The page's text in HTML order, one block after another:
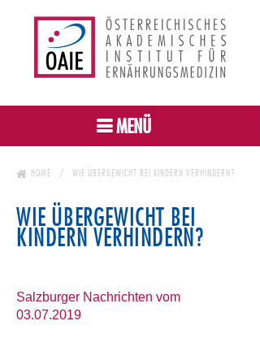
MENÜ
HOME WIE ÜBERGEWICHT BEI KINDERN VERHINDERN?
WIE ÜBERGEWICHT BEI
KINDERN VERHINDERN?
Salzburger Nachrichten vom
03.07.2019